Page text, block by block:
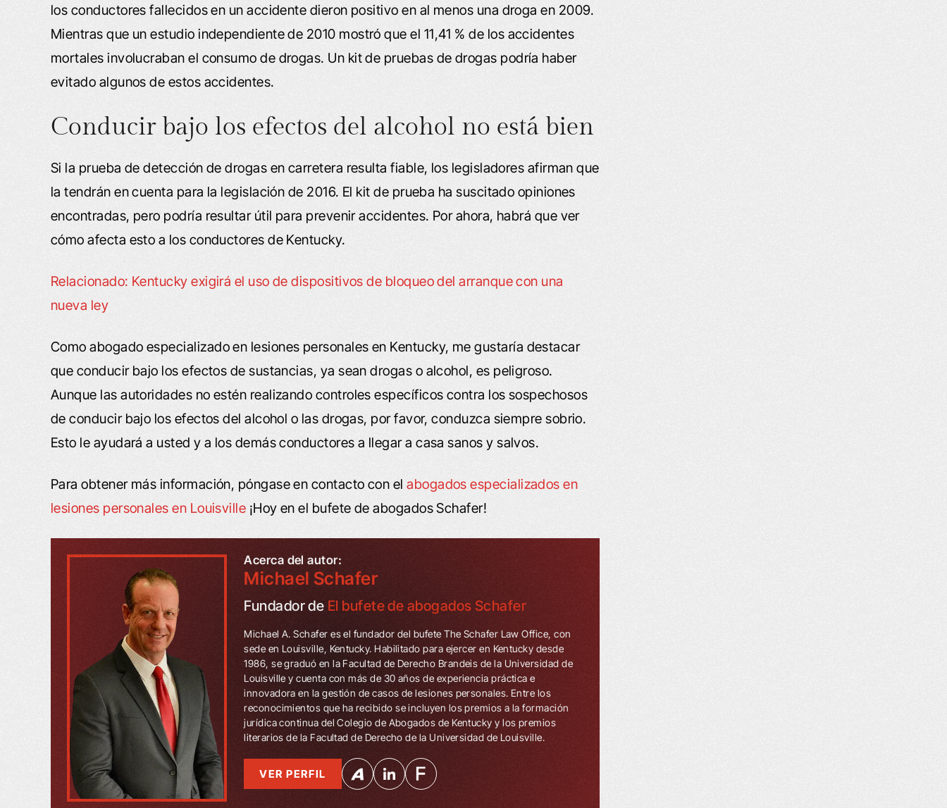
los conductores fallecidos en un accidente dieron positivo en al menos una droga en 2009.
Mientras que un estudio independiente de 2010 mostró que el 11,41 % de los accidentes
mortales involucraban el consumo de drogas. Un kit de pruebas de drogas podría haber
evitado algunos de estos accidentes.
Conducir bajo los efectos del alcohol no está bien
Si la prueba de detección de drogas en carretera resulta fiable, los legisladores afirman que
la tendrán en cuenta para la legislación de 2016. El kit de prueba ha suscitado opiniones
encontradas, pero podría resultar útil para prevenir accidentes. Por ahora, habrá que ver
cómo afecta esto a los conductores de Kentucky.
Relacionado: Kentucky exigirá el uso de dispositivos de bloqueo del arranque con una
nueva ley
Como abogado especializado en lesiones personales en Kentucky, me gustaría destacar
que conducir bajo los efectos de sustancias, ya sean drogas o alcohol, es peligroso.
Aunque las autoridades no estén realizando controles específicos contra los sospechosos
de conducir bajo los efectos del alcohol o las drogas, por favor, conduzca siempre sobrio.
Esto le ayudará a usted y a los demás conductores a llegar a casa sanos y salvos.
Para obtener más información, póngase en contacto con elabogados especializados en
lesiones personales en Louisville ¡Hoy en el bufete de abogados Schafer!
Acerca del autor:
Michael Schafer
Fundador de El bufete de abogados Schafer
Michael A. Schafer es el fundador del bufete The Schafer Law Office, con
sede en Louisville, Kentucky. Habilitado para ejercer en Kentucky desde
1986, se graduó en la Facultad de Derecho Brandeis de la Universidad de
Louisville y cuenta con más de 30 años de experiencia práctica e
innovadora en la gestión de casos de lesiones personales. Entre los
reconocimientos que ha recibido se incluyen los premios a la formación
jurídica continua del Colegio de Abogados de Kentucky y los premios
literarios de la Facultad de Derecho de la Universidad de Louisville.
VER PERFIL